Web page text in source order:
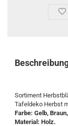
Sortiment
Tafeldeko Herbst
Farbe: Gelb,
Material: Holz.